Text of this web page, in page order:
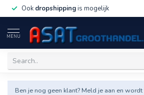
Ook dropshippingis mogelijk
MENU
Ben je nog geen klant? Meld je aan en